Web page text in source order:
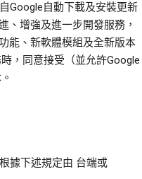
Google自動下載及安裝更新
、增強及進一步開發服務，
能、新軟體模組及全新版本
，同意接受（並允許Google
據下述規定由 台端或